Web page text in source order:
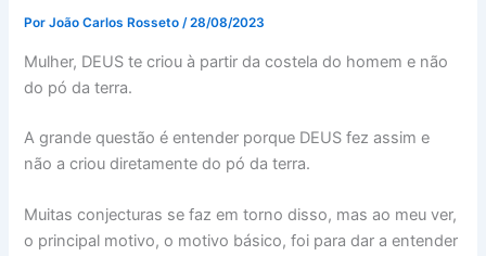
PorJoão Carlos Rosseto/28/08/2023
Mulher, DEUS te criou à partir da costela do homem e não
do pó da terra.
A grande questão é entender porque DEUS fez assim e
não a criou diretamente do pó da terra.
Muitas conjecturas se faz em torno disso, mas ao meu ver,
o principal motivo, o motivo básico, foi para dar a entender